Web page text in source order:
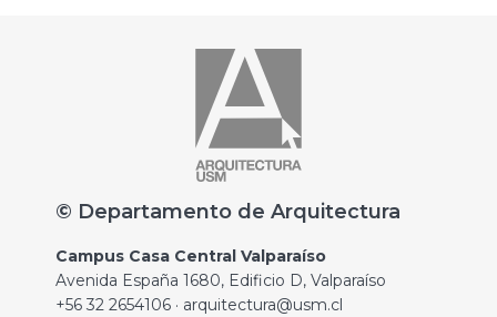
© Departamento de Arquitectura
Campus Casa Central Valparaíso
Avenida España 1680, Edificio D, Valparaíso
+56 32 2654106 · arquitectura@usm.cl